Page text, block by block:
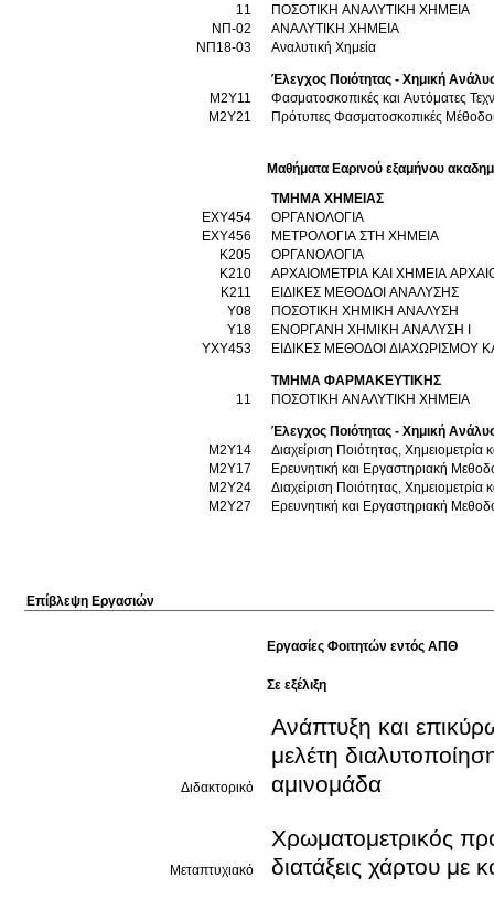
11
ΠΟΣΟΤΙΚΗ ΑΝΑΛΥΤΙΚΗ ΧΗΜΕΙΑ
ΝΠ-02
ΑΝΑΛΥΤΙΚΗ ΧΗΜΕΙΑ
ΝΠ18-03
Αναλυτική Χημεία
Έλεγχος Ποιότητας - Χημική
Μ2Υ11
Φασματοσκοπικές και Αυτόματες
Μ2Υ21
Πρότυπες Φασματοσκοπικές
Μαθήματα Εαρινού εξαμήνου
ΤΜΗΜΑ ΧΗΜΕΙΑΣ
ΕΧΥ454
ΟΡΓΑΝΟΛΟΓΙΑ
ΕΧΥ456
ΜΕΤΡΟΛΟΓΙΑ ΣΤΗ ΧΗΜΕΙΑ
Κ205
ΟΡΓΑΝΟΛΟΓΙΑ
Κ210
ΑΡΧΑΙΟΜΕΤΡΙΑ ΚΑΙ ΧΗΜΕΙΑ
Κ211
ΕΙΔΙΚΕΣ ΜΕΘΟΔΟΙ ΑΝΑΛΥΣΗΣ
Υ08
ΠΟΣΟΤΙΚΗ ΧΗΜΙΚΗ ΑΝΑΛΥΣΗ
Υ18
ΕΝΟΡΓΑΝΗ ΧΗΜΙΚΗ ΑΝΑΛΥΣΗ Ι
ΥΧΥ453
ΕΙΔΙΚΕΣ ΜΕΘΟΔΟΙ ΔΙΑΧΩΡΙΣΜΟΥ
ΤΜΗΜΑ ΦΑΡΜΑΚΕΥΤΙΚΗΣ
11
ΠΟΣΟΤΙΚΗ ΑΝΑΛΥΤΙΚΗ ΧΗΜΕΙΑ
Έλεγχος Ποιότητας - Χημική
Μ2Υ14
Διαχείριση Ποιότητας, Χημειομετρία
Μ2Υ17
Ερευνητική και Εργαστηριακή
Μ2Υ24
Διαχείριση Ποιότητας, Χημειομετρία
Μ2Υ27
Ερευνητική και Εργαστηριακή
Επίβλεψη Εργασιών
Εργασίες Φοιτητών εντός ΑΠΘ
Σε εξέλιξη
Διδακτορικό
Ανάπτυξη και
μελέτη
αμινομάδα
Μεταπτυχιακό
Χρωματομετρικός
διατάξεις χάρτου με